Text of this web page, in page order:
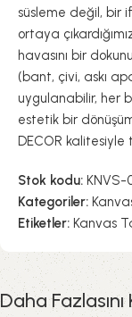
süsleme değil, bir
ortaya
havasını bir
(bant, çivi, askı
uygulanabilir, her
estetik bir
DECOR
Stok kodu: KNVS-
Kategoriler:
Etiketler: Kanvas
Daha